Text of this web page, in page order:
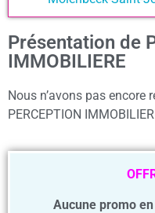
Présentation de
IMMOBILIERE
Nous n’avons pas encore
PERCEPTION
Aucune promo